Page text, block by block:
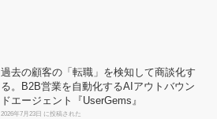
過去の顧客の「転職」を検知して商談化す
る。B2B営業を自動化するAIアウトバウン
ドエージェント『UserGems』
2026年7月23日 に投稿された